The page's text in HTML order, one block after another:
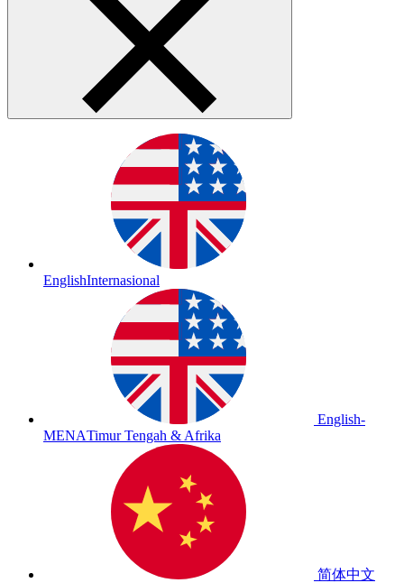
EnglishInternasional
English-
MENATimur Tengah & Afrika
简体中文